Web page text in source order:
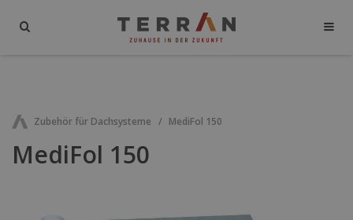
Zubehör für Dachsysteme MediFol 150
MediFol 150